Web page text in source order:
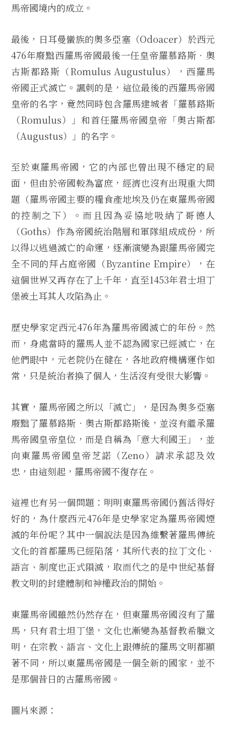
馬帝國境內的成立。
最後，日耳曼蠻族的奧多亞塞（Odoacer）於西元
476年廢黜西羅馬帝國最後一任皇帝羅慕路斯．奧
古斯都路斯（Romulus Augustulus），西羅馬
帝國正式滅亡。諷刺的是，這位最後的西羅馬帝國
皇帝的名字，竟然同時包含羅馬建城者「羅慕路斯
（Romulus）」和首任羅馬帝國皇帝「奧古斯都
（Augustus）」的名字。
至於東羅馬帝國，它的內部也曾出現不穩定的局
面，但由於帝國較為富庶，經濟也沒有出現重大問
題（羅馬帝國主要的糧食產地埃及仍在東羅馬帝國
的控制之下）。而且因為妥協地吸納了哥德人
（Goths）作為帝國統治階層和軍隊組成成份，所
以得以逃過滅亡的命運，逐漸演變為跟羅馬帝國完
全不同的拜占庭帝國（Byzantine Empire），在
這個世界又再存在了上千年，直至1453年君士坦丁
堡被土耳其人攻陷為止。
歷史學家定西元476年為羅馬帝國滅亡的年份。然
而，身處當時的羅馬人並不認為國家已經滅亡，在
他們眼中，元老院仍在健在，各地政府機構運作如
常，只是統治者換了個人，生活沒有受很大影響。
其實，羅馬帝國之所以「滅亡」，是因為奧多亞塞
廢黜了羅慕路斯．奧古斯都路斯後，並沒有繼承羅
馬帝國皇帝皇位，而是自稱為「意大利國王」，並
向東羅馬帝國皇帝芝諾（Zeno）請求承認及效
忠，由這刻起，羅馬帝國不復存在。
這裡也有另一個問題：明明東羅馬帝國仍舊活得好
好的，為什麼西元476年是史學家定為羅馬帝國煙
滅的年份呢？其中一個說法是因為維繫著羅馬傳統
文化的首都羅馬已經陷落，其所代表的拉丁文化、
語言、制度也正式隕滅，取而代之的是中世紀基督
教文明的封建體制和神權政治的開始。
東羅馬帝國雖然仍然存在，但東羅馬帝國沒有了羅
馬，只有君士坦丁堡，文化也漸變為基督教希臘文
明，在宗教、語言、文化上跟傳統的羅馬文明都顯
著不同，所以東羅馬帝國是一個全新的國家，並不
是那個昔日的古羅馬帝國。
圖片來源：